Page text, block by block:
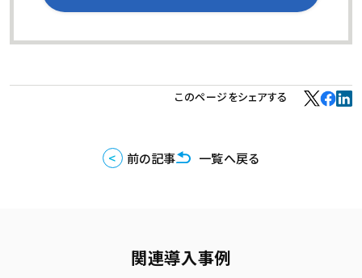
このページをシェアする
前の記事 一覧へ戻る
関連導入事例